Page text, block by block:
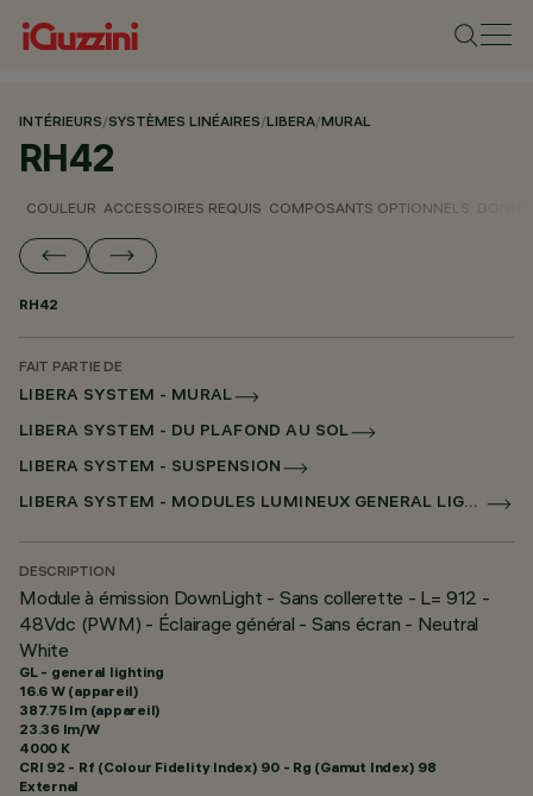
INTÉRIEURS/SYSTÈMES LINÉAIRES/LIBERA/MURAL
RH42
COULEUR ACCESSOIRES REQUIS COMPOSANTS OPTIONNELS
RH42
FAIT PARTIE DE
LIBERA SYSTEM - MURAL
LIBERA SYSTEM - DU PLAFOND AU SOL
LIBERA SYSTEM - SUSPENSION
LIBERA SYSTEM - MODULES LUMINEUX GENERAL LIGHTING SANS ÉCRAN
DESCRIPTION
Module à émission DownLight - Sans collerette - L= 912 -
48Vdc (PWM) - Éclairage général - Sans écran - Neutral
White
GL - general lighting
16.6 W (appareil)
387.75 lm (appareil)
23.36 lm/W
4000 K
CRI 92 - Rf (Colour Fidelity Index) 90 - Rg (Gamut Index) 98
External